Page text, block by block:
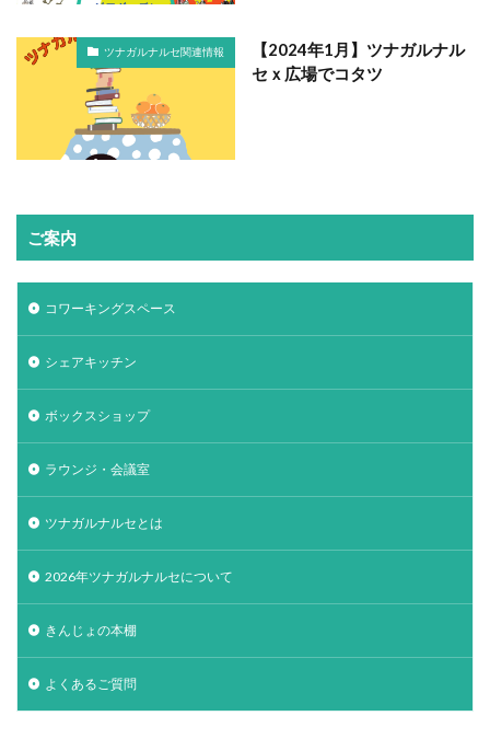
ツナガルナルセ関連情報
【2024年1月】ツナガルナル
セｘ広場でコタツ
ご案内
コワーキングスペース
シェアキッチン
ボックスショップ
ラウンジ・会議室
ツナガルナルセとは
2026年ツナガルナルセについて
きんじょの本棚
よくあるご質問